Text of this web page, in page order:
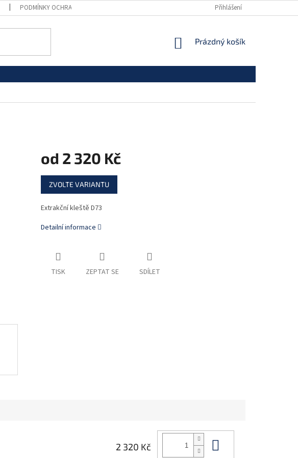
PODMÍNKY OCHRANY OSOBNÍCH ÚDAJŮ Přihlášení
NÁKUPNÍ
Prázdný košík
od 2 320 Kč
Měrná
cena:
ZVOLTE VARIANTU
Extrakční kleště D73
Detailní informace
TISK ZEPTAT SE SDÍLET
2 320 Kč